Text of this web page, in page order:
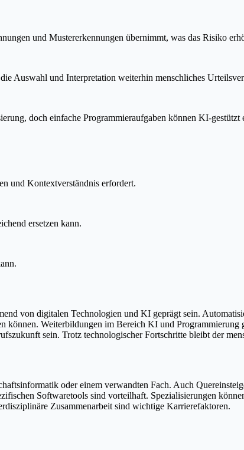
und Mustererkennungen übernimmt, was das Risiko
Auswahl und Interpretation weiterhin menschliches
doch einfache Programmieraufgaben können KI-gestützt
und Kontextverständnis erfordert.
ersetzen kann.
von digitalen Technologien und KI geprägt sein.
können. Weiterbildungen im Bereich KI und
sein. Trotz technologischer Fortschritte bleibt der
oder einem verwandten Fach. Auch
Softwaretools sind vorteilhaft. Spezialisierungen
Zusammenarbeit sind wichtige Karrierefaktoren.